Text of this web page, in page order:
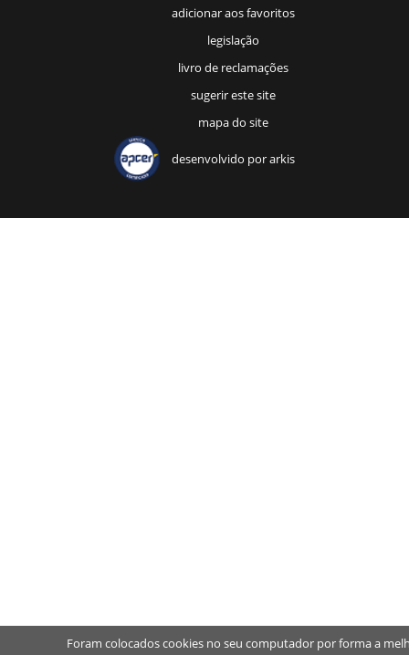
adicionar aos favoritos
legislação
livro de reclamações
sugerir este site
mapa do site
desenvolvido porarkis
Foram colocados cookies no seu computador por forma a